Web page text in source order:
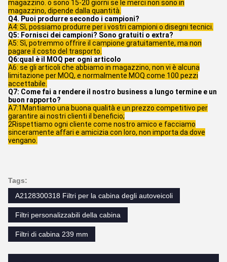
magazzino. o sono 15-20 giorni se le merci non sono in
magazzino, dipende dalla quantità.
Q4. Puoi produrre secondo i campioni?
A4: Sì, possiamo produrre per i vostri campioni o disegni tecnici.
Q5: Fornisci dei campioni? Sono gratuiti o extra?
A5: Sì, potremmo offrire il campione gratuitamente, ma non
pagare il costo del trasporto.
Q6:qual è il MOQ per ogni articolo
A6: se gli articoli che abbiamo in magazzino, non vi è alcuna
limitazione per MOQ, e normalmente MOQ come 100 pezzi
accettabile.
Q7: Come fai a rendere il nostro business a lungo termine e un
buon rapporto?
A7:1Mantiamo una buona qualità e un prezzo competitivo per
garantire ai nostri clienti il beneficio;
2Rispettiamo ogni cliente come nostro amico e facciamo
sinceramente affari e amicizia con loro, non importa da dove
vengano.
Tags:
A2128300318 Filtri per la cabina degli autoveicoli
Filtri personalizzabili della cabina
Filtri di cabina 239 mm